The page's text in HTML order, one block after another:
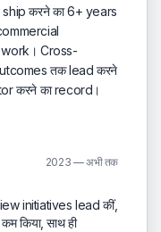
करने का 6+ years
Cross-
तक lead करने
करने का record।
2023 — अभी तक
initiatives lead कीं,
किया, साथ ही